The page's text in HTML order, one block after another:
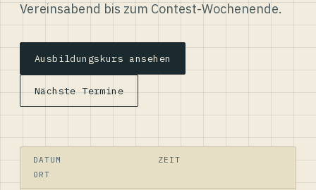
Vereinsabend bis zum Contest-Wochenende.
Ausbildungskurs ansehen
Nächste Termine
DATUM
ZEIT
ORT